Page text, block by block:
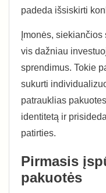
padeda išsiskirti
Įmonės,
vis dažniau
sprendimus. Tokie
sukurti
patrauklias
identitetą ir
patirties.
Pirmasis
pakuotės